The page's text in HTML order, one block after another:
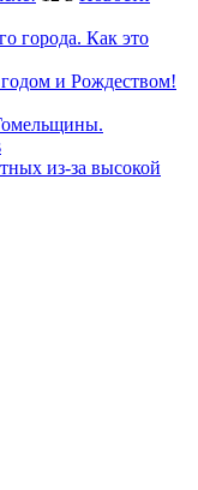
города. Как это
и Рождеством!
из-за высокой